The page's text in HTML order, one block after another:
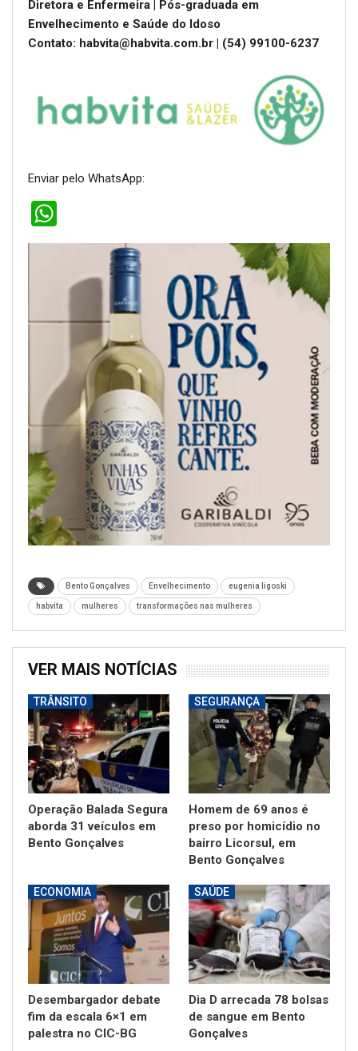
Diretora e Enfermeira | Pós-graduada em
Envelhecimento e Saúde do Idoso
Contato: habvita@habvita.com.br | (54) 99100-6237
Enviar pelo WhatsApp:
Bento Gonçalves Envelhecimento eugenia ligoski
habvita mulheres transformações nas mulheres
VER MAIS NOTÍCIAS
TRÂNSITO
Operação Balada Segura
aborda 31 veículos em
Bento Gonçalves
SEGURANÇA
Homem de 69 anos é
preso por homicídio no
bairro Licorsul, em
Bento Gonçalves
ECONOMIA
Desembargador debate
fim da escala 6×1 em
palestra no CIC-BG
SAÚDE
Dia D arrecada 78 bolsas
de sangue em Bento
Gonçalves